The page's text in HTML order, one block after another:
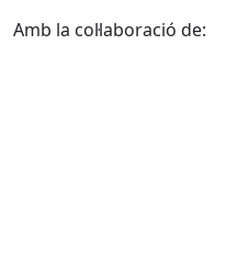
Amb la col·laboració de: